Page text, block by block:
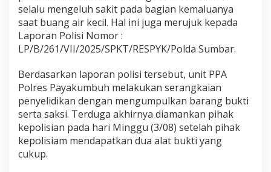
a
k
B
e
r
a
j
b
selalu mengeluh sakit pada bagian kemaluanya
saat buang air kecil. Hal ini juga merujuk kepada
Laporan Polisi Nomor :
LP/B/261/VII/2025/SPKT/RESPYK/Polda Sumbar.
Berdasarkan laporan polisi tersebut, unit PPA
Polres Payakumbuh melakukan serangkaian
penyelidikan dengan mengumpulkan barang bukti
serta saksi. Terduga akhirnya diamankan pihak
kepolisian pada hari Minggu (3/08) setelah pihak
kepolisiam mendapatkan dua alat bukti yang
cukup.